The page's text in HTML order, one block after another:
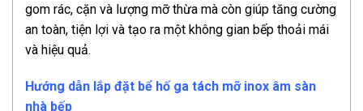
gom rác, cặn và lượng mỡ thừa mà còn giúp tăng cường
an toàn, tiện lợi và tạo ra một không gian bếp thoải mái
và hiệu quả.
Hướng dẫn lắp đặt bể hố ga tách mỡ inox âm sàn
nhà bếp